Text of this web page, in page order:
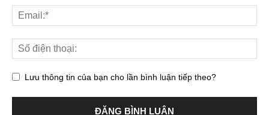
Lưu thông tin của bạn cho lần bình luận tiếp theo?